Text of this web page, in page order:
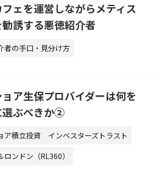
ェを運営しながらメティス
誘する悪徳紹介者
者の手口・見分け方
ア生保プロバイダーは何を
選ぶべきか②
ア積立投資
インベスターズトラスト
ロンドン（RL360）